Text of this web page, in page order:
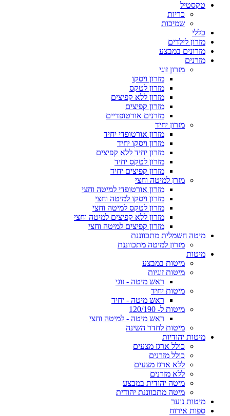
טקסטיל
כריות
שמיכות
כללי
מזרון לילדים
מזרונים במבצע
מזרנים
מזרון זוגי
מזרון ויסקו
מזרון לטקס
מזרון ללא קפיצים
מזרון קפיצים
מזרנים אורטופדיים
מזרון יחיד
מזרון אורטופדי יחיד
מזרון ויסקו יחיד
מזרון יחיד ללא קפיצים
מזרון לטקס יחיד
מזרון קפיצים יחיד
מזרן למיטה וחצי
מזרון אורטופדי למיטה וחצי
מזרון ויסקו למיטה וחצי
מזרון לטקס למיטה וחצי
מזרון ללא קפיצים למיטה וחצי
מזרון קפיצים למיטה וחצי
מיטה חשמלית מתכווננת
מזרון למיטה מתכווננת
מיטות
מיטות במבצע
מיטות זוגיות
ראש מיטה - זוגי
מיטות יחיד
ראש מיטה - יחיד
מיטות ל- 120/190
ראש מיטה - למיטה וחצי
מיטות לחדר השינה
מיטות יהודיות
כולל ארגז מצעים
כולל מזרנים
ללא ארגז מצעים
ללא מזרנים
מיטה יהודית במבצע
מיטה מתכווננת יהודית
מיטות נוער
ספות אירוח